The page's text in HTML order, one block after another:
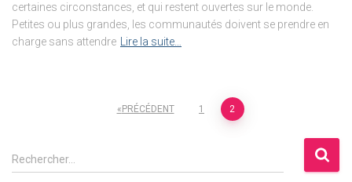
certaines circonstances, et qui restent ouvertes sur le monde.
Petites ou plus grandes, les communautés doivent se prendre en
charge sans attendre
Lire la suite…
Pagination
des
PRÉCÉDENT 1 2
R
e
Rechercher…